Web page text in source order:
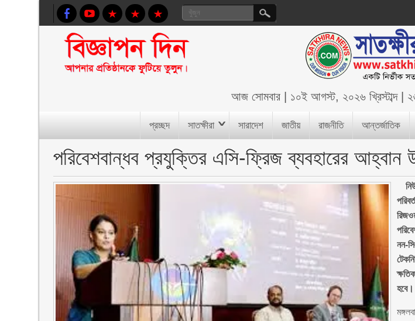
আজ সোমবার| ১০ই আগস্ট, ২০২৬ খ্রিস্টাব্দ|
প্রচ্ছদ সাতক্ষীরা সারাদেশ জাতীয় রাজনীতি আন্তর্জাতিক
পরিবেশবান্ধব প্রযুক্তির এসি-ফ্রিজ ব্যবহারের আহ্বান
নন-
হবে।